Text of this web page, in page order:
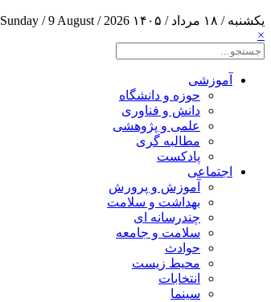
یکشنبه / ۱۸ مرداد / ۱۴۰۵
Sunday / 9 August / 2026
×
آموزشی
حوزه و دانشگاه
دانش و فناوری
علمی و پژوهشی
مطالبه گری
پادکست
اجتماعی
آموزش و پرورش
بهداشت و سلامت
چندرسانه ای
سلامت و جامعه
حوادث
محیط زیست
انتخابات
سینما